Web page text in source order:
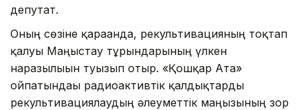
депутат.
Оның сөзіне қарағанда, рекультивацияның тоқтап
қалуы Маңғыстау тұрғындарының үлкен
наразылығын туғызып отыр. «Қошқар Ата»
ойпатындағы радиоактивтік қалдықтарды
рекультивациялаудың әлеуметтік маңызының зор